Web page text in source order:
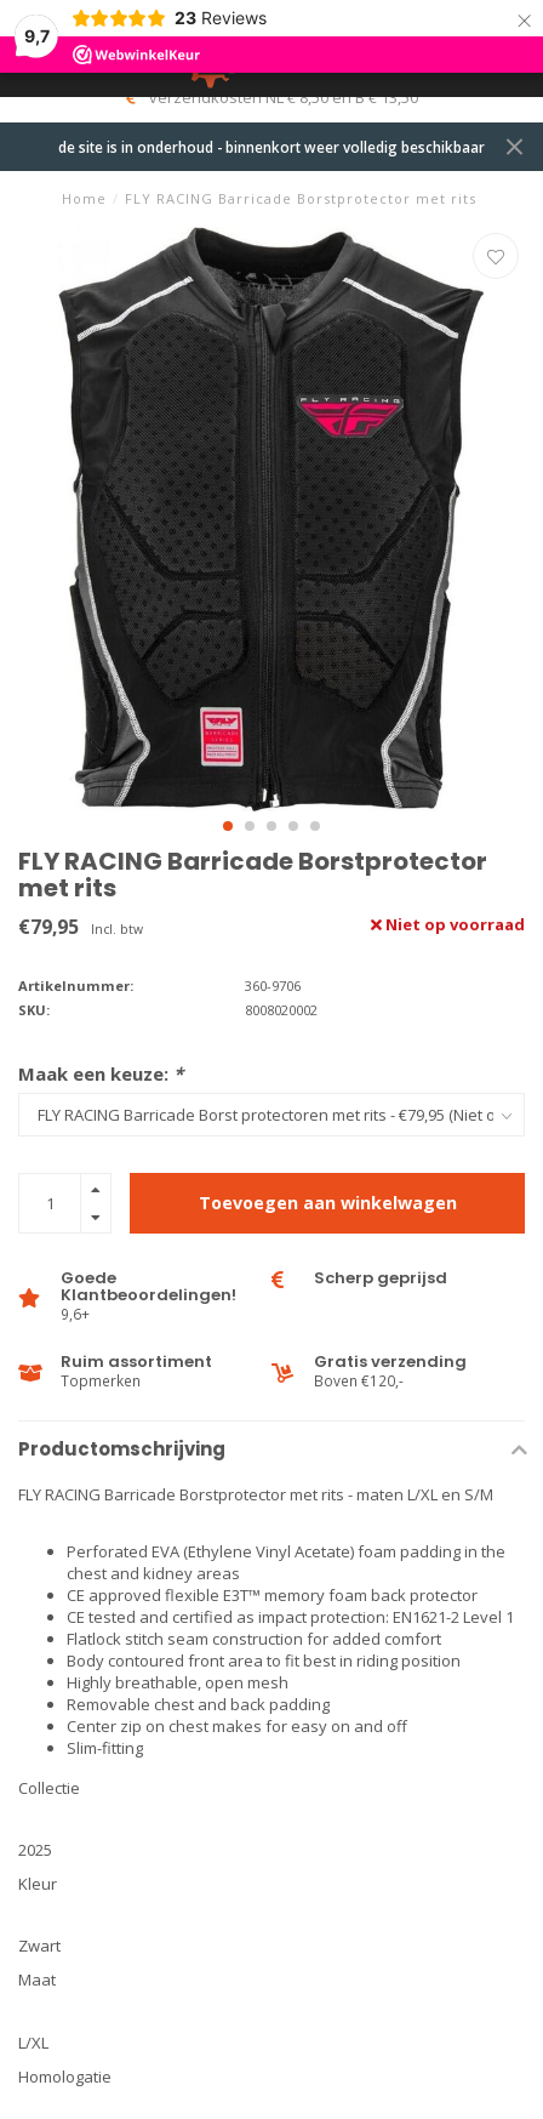
9,7
23 Reviews ×
MENU
0
verzendkosten NL € 8,50 en B € 13,50
de site is in onderhoud - binnenkort weer volledig beschikbaar
Home / FLY RACING Barricade Borstprotector met rits
FLY RACING Barricade Borstprotector
met rits
€79,95 Incl. btw Niet op voorraad
Artikelnummer:
360-9706
SKU:
8008020002
Maak een keuze: *
Toevoegen aan winkelwagen
Goede
Klantbeoordelingen!
9,6+
Scherp geprijsd
Ruim assortiment
Topmerken
Gratis verzending
Boven €120,-
Productomschrijving
FLY RACING Barricade Borstprotector met rits - maten L/XL en S/M
Perforated EVA (Ethylene Vinyl Acetate) foam padding in the
chest and kidney areas
CE approved flexible E3T™ memory foam back protector
CE tested and certified as impact protection: EN1621-2 Level 1
Flatlock stitch seam construction for added comfort
Body contoured front area to fit best in riding position
Highly breathable, open mesh
Removable chest and back padding
Center zip on chest makes for easy on and off
Slim-fitting
Collectie
2025
Kleur
Zwart
Maat
L/XL
Homologatie